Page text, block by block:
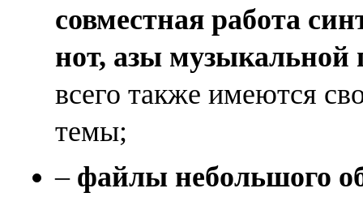
совместная работа
нот, азы музыкальной
всего также имеются
темы;
– файлы небольшого